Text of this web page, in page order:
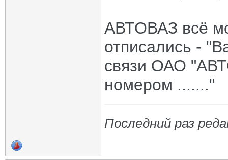
АВТОВАЗ всё
отписались -
связи ОАО
номером ......."
Последний раз